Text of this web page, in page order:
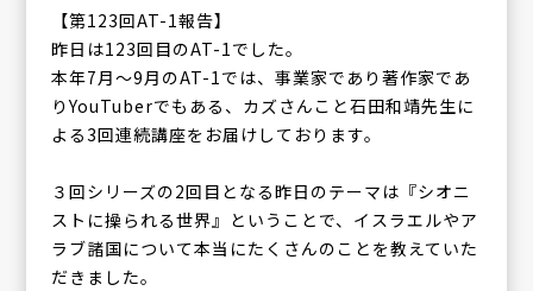
【第123回AT-1報告】
昨日は123回目のAT-1でした。
本年7月〜9月のAT-1では、事業家であり著作家であ
りYouTuberでもある、カズさんこと石田和靖先生に
よる3回連続講座をお届けしております。
３回シリーズの2回目となる昨日のテーマは『シオニ
ストに操られる世界』ということで、イスラエルやア
ラブ諸国について本当にたくさんのことを教えていた
だきました。